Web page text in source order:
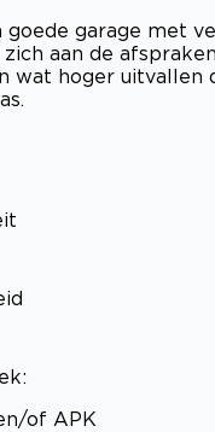
goede garage met
zich aan de
wat hoger uitvallen
of APK